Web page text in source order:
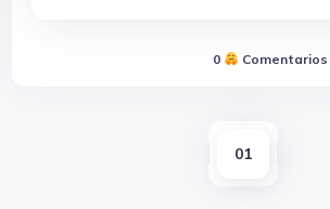
0 Comentarios
01